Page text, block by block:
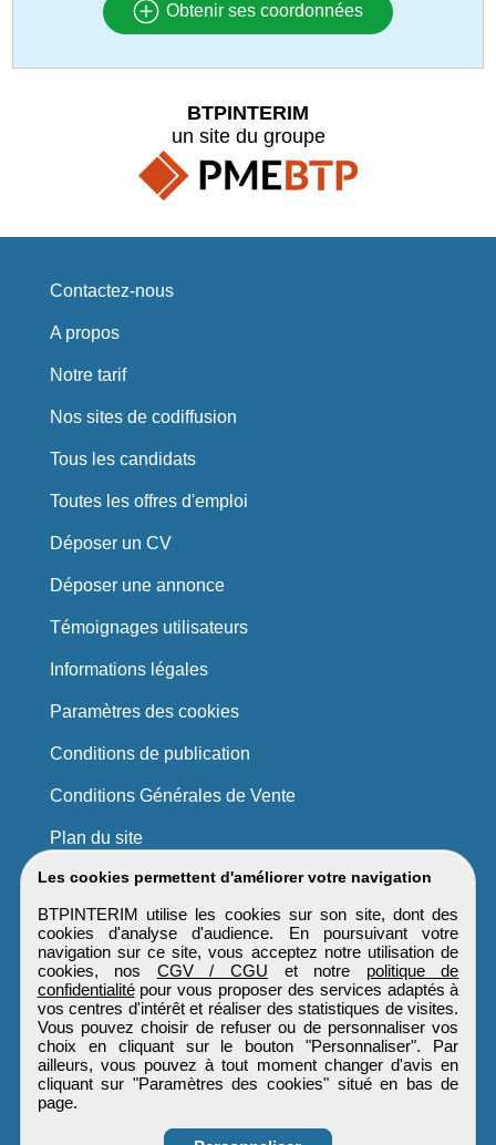
Obtenir ses coordonnées
Les cookies permettent d'améliorer votre navigation
BTPINTERIM utilise les cookies sur son site, dont des
cookies d'analyse d'audience. En poursuivant votre
navigation sur ce site, vous acceptez notre utilisation de
cookies, nos CGV / CGU et notre politique de
confidentialitépour vous proposer des services adaptés à
vos centres d'intérêt et réaliser des statistiques de visites.
Vous pouvez choisir de refuser ou de personnaliser vos
choix en cliquant sur le bouton "Personnaliser". Par
ailleurs, vous pouvez à tout moment changer d'avis en
cliquant sur "Paramètres des cookies" situé en bas de
page.
BTPINTERIM
un site du groupe
Contactez-nous
A propos
Notre tarif
Nos sites de codiffusion
Tous les candidats
Toutes les offres d'emploi
Déposer un CV
Déposer une annonce
Témoignages utilisateurs
Informations légales
Paramètres des cookies
Conditions de publication
Conditions Générales de Vente
Plan du site